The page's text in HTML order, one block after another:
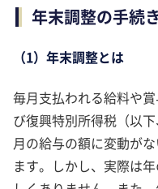
年末調整の手続
（1）年末調整とは
毎月支払われる給料や
び復興特別所得税（以
月の給与の額に変動が
ます。しかし、実際は